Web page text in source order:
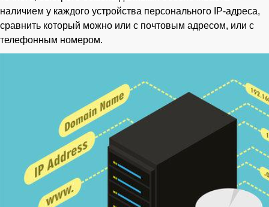
наличием у каждого устройства персонального IP-адреса,
сравнить который можно или с почтовым адресом, или с
телефонным номером.